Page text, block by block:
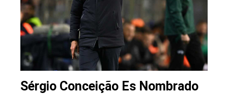
Sérgio Conceição Es Nombrado